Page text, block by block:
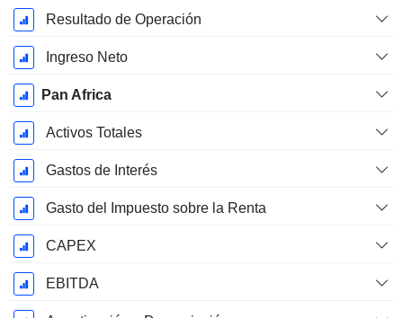
Resultado de Operación
Ingreso Neto
Pan Africa
Activos Totales
Gastos de Interés
Gasto del Impuesto sobre la Renta
CAPEX
EBITDA